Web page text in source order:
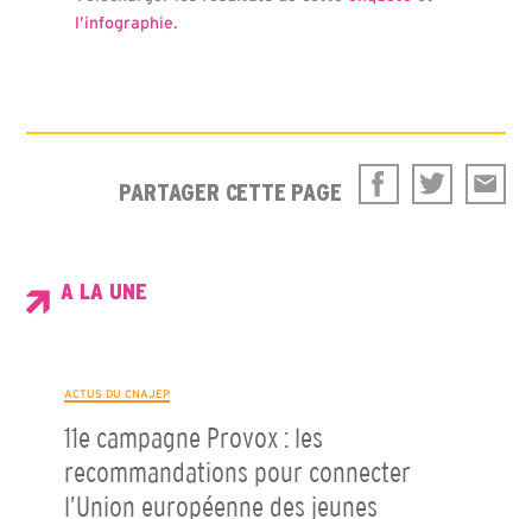
l’infographie.
PARTAGER CETTE PAGE
A LA UNE
ACTUS DU CNAJEP
11e campagne Provox : les
recommandations pour connecter
l’Union européenne des jeunes